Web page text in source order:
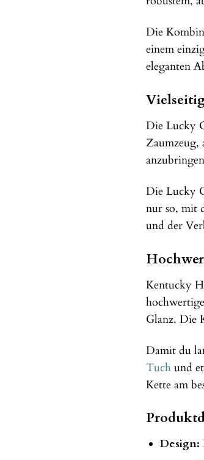
Die
einem
eleganten
Die Lucky
Zaumzeug,
Die Lucky
nur so, mit
und der
Kentucky
Glanz. Die
Damit du
Tuch und
Kette am
Design: